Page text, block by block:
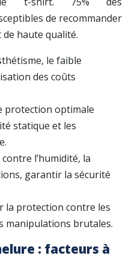
de recommander
de haute qualité.
le faible
des coûts
protection optimale
statique et les
l’humidité, la
garantir la sécurité
la protection contre les
manipulations brutales.
: facteurs à